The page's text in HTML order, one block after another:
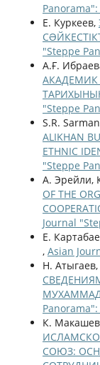
Е. Куркеев,
"Steppe
А.Ғ.
"Steppe
S.R.
ALIKHAN
ETHNIC
"Steppe
А. Эрейли,
OF THE
Journal
Е.
, Asian
Н. Атыгаев,
К.
СОЮЗ: